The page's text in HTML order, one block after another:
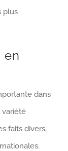
plus
en
dans
variété
faits divers,